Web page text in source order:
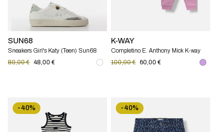
SUN68
Sneakers Girl's Katy (Teen) Sun68
80,00 € 48,00 €
K-WAY
Completino E. Anthony Mick K-way
bambina
100,00 € 60,00 €
-40% -40%